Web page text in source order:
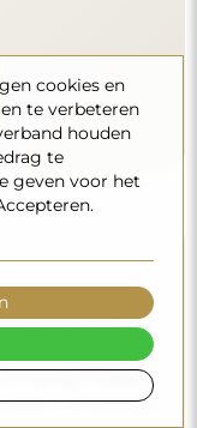
cookies en
te verbeteren
houden
te
geven voor het